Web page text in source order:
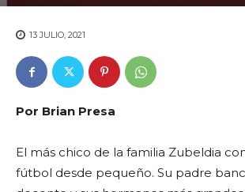
13 JULIO, 2021
Por Brian Presa
El más chico de la familia Zubeldia
fútbol desde pequeño. Su padre